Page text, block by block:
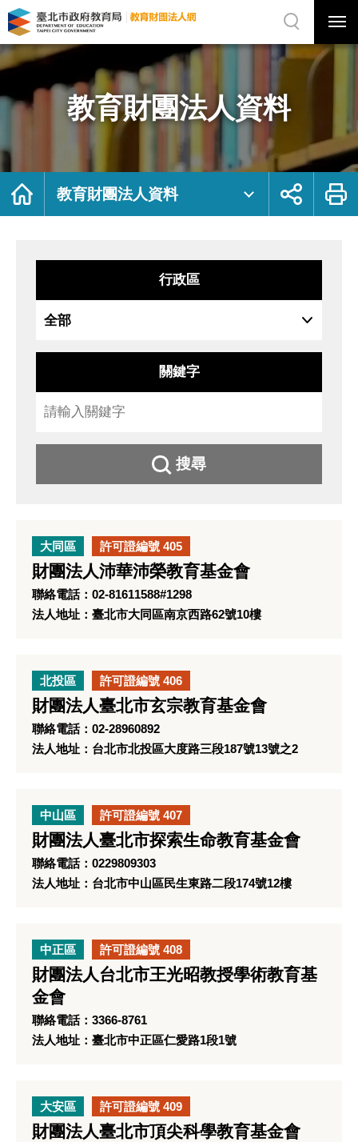
教
育
團
資
料
府
局
法
網
站
選
選
單
關
網
站
尋
教育財團法人資料
首
教育財團法人資料
展
鈕
列
行政區
關鍵字
搜尋
大同區 許可證編號 405
財團法人沛華沛榮教育基金會
聯絡電話：02-81611588#1298
法人地址：臺北市大同區南京西路62號10樓
北投區 許可證編號 406
財團法人臺北市玄宗教育基金會
聯絡電話：02-28960892
法人地址：台北市北投區大度路三段187號13號之2
中山區 許可證編號 407
財團法人臺北市探索生命教育基金會
聯絡電話：0229809303
法人地址：台北市中山區民生東路二段174號12樓
中正區 許可證編號 408
財團法人台北市王光昭教授學術教育基
金會
聯絡電話：3366-8761
法人地址：臺北市中正區仁愛路1段1號
大安區 許可證編號 409
財團法人臺北市頂尖科學教育基金會